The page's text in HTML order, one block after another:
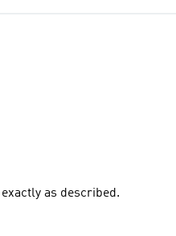
as described.